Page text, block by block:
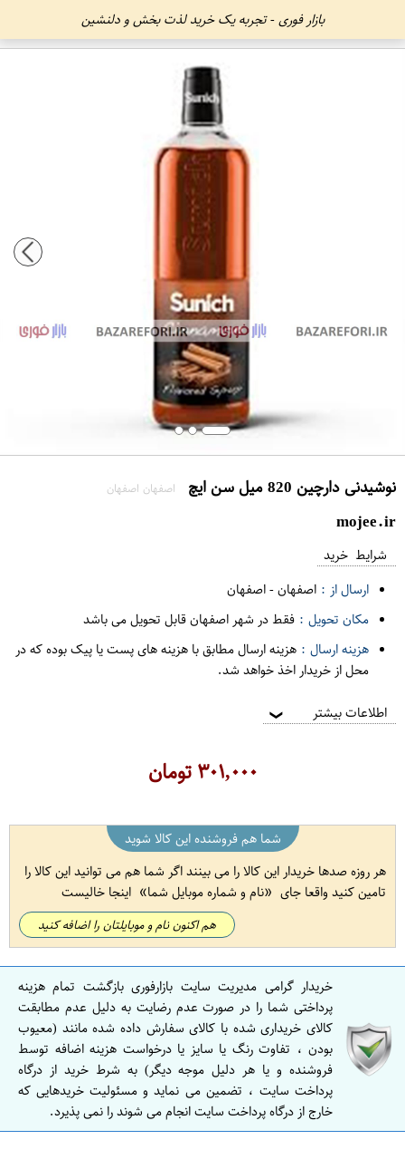
بازار فوری - تجربه یک خرید لذت بخش و دلنشین
نوشیدنی دارچین 820 میل سن ایچ اصفهان اصفهان
mojee.ir
شرایط خرید
ارسال از : اصفهان-اصفهان
مکان تحویل : فقط در شهر اصفهان قابل تحویل می باشد
هزینه ارسال : هزینه ارسال مطابق با هزینه های پست یا پیک بوده که در
محل از خریدار اخذ خواهد شد.
اطلاعات بیشتر ❯
۳۰۱,۰۰۰تومان
شما هم فروشنده این کالا شوید
هر روزه صدها خریدار این کالا را می بینند اگر شما هم می توانید این کالا را
تامین کنید واقعا جای
نام و شماره موبایل شما اینجا خالیست
هم اکنون نام و موبایلتان را اضافه کنید
خریدار گرامی مدیریت سایت بازارفوری بازگشت تمام هزینه
پرداختی شما را در صورت عدم رضایت به دلیل عدم مطابقت
کالای خریداری شده با کالای سفارش داده شده مانند (معیوب
بودن ، تفاوت رنگ یا سایز یا درخواست هزینه اضافه توسط
فروشنده و یا هر دلیل موجه دیگر) به شرط خرید از درگاه
پرداخت سایت ، تضمین می نماید و مسئولیت خریدهایی که
خارج از درگاه پرداخت سایت انجام می شوند را نمی پذیرد.